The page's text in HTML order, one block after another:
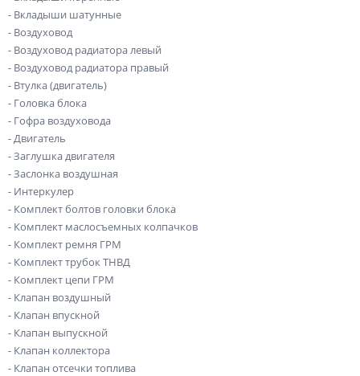
- Вкладыши шатунные
- Воздуховод
- Воздуховод радиатора левый
- Воздуховод радиатора правый
- Втулка (двигатель)
- Головка блока
- Гофра воздуховода
- Двигатель
- Заглушка двигателя
- Заслонка воздушная
- Интеркулер
- Комплект болтов головки блока
- Комплект маслосъемных колпачков
- Комплект ремня ГРМ
- Комплект трубок ТНВД
- Комплект цепи ГРМ
- Клапан воздушный
- Клапан впускной
- Клапан выпускной
- Клапан коллектора
- Клапан отсечки топлива